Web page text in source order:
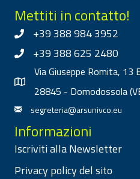
Mettiti in contatto!
+39 388 984 3952
+39 388 625 2480
Via Giuseppe Romita, 13
28845 - Domodossola
segreteria@arsunivco.eu
Informazioni
Iscriviti alla Newsletter
Privacy policy del sito